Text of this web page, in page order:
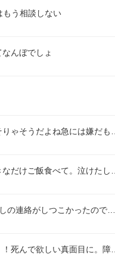
もう相談しない
んぼでしょ
ゃそうだよね急には嫌だも…
だけご飯食べて。泣けたし…
の連絡がしつこかったので…
死んで欲しい真面目に。障…